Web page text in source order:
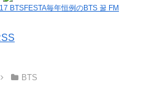
BTSFESTA毎年恒例のBTS 꿀 FM
BTS